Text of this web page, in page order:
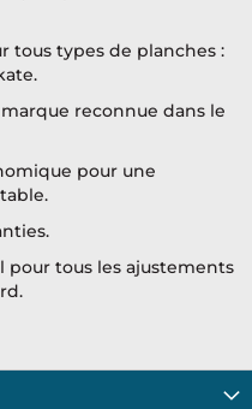
tous types de planches :
reconnue dans le
pour une
tous les ajustements